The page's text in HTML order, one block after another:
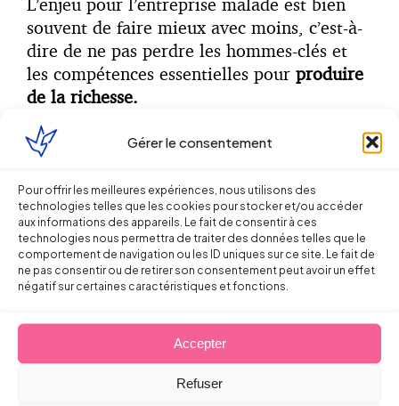
Gérer le consentement
Pour offrir les meilleures expériences, nous utilisons des
technologies telles que les cookies pour stocker et/ou accéder
aux informations des appareils. Le fait de consentir à ces
technologies nous permettra de traiter des données telles que le
comportement de navigation ou les ID uniques sur ce site. Le fait de
ne pas consentir ou de retirer son consentement peut avoir un effet
négatif sur certaines caractéristiques et fonctions.
Accepter
Refuser
souvent de faire mieux avec moins, c’est-à-
dire de ne pas perdre les hommes-clés et
les compétences essentielles pour produire
de la richesse.
Et c’est bien dans le choix des salariés à
conserver que le bât blesse.
Le Code du travail impose de définir des
«catégories professionnelles» et d’y
appliquer des critères d’ordre objectifs pour
déterminer qui sera licencié.
dans l’objectif de protéger les «
faibles», force est de constater que
totalement inadapté à une entreprise